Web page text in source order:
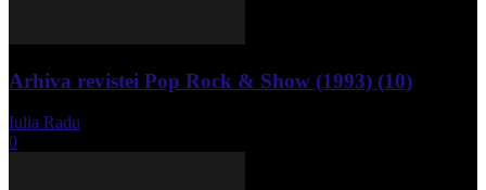
Arhiva revistei Pop Rock & Show (1993) (10)
Iulia Radu
0